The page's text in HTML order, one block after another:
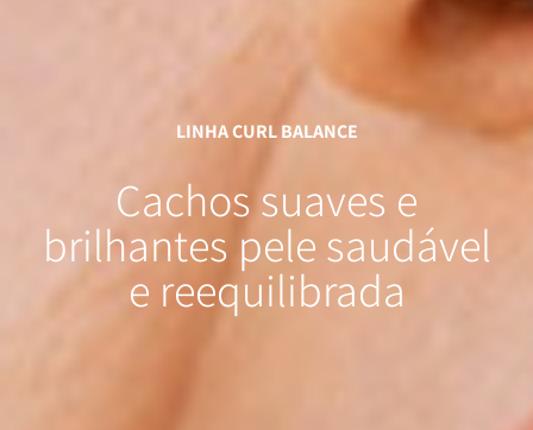
LINHA CURL BALANCE
Cachos suaves e
brilhantes pele saudável
e reequilibrada